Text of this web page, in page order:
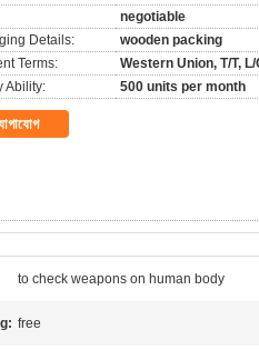
negotiable
Details:
wooden packing
Terms:
Western Union, T/T, L/
Ability:
500 units per month
to check weapons on human body
free